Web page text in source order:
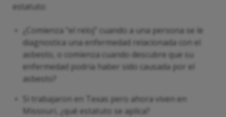
estatuto:
¿Comienza “el reloj” cuando a una persona se le
diagnostica una enfermedad relacionada con el
asbesto, o comienza cuando descubre que su
enfermedad podría haber sido causada por el
asbesto?
Si trabajaron en Texas pero ahora viven en
Missouri, ¿qué estatuto se aplica?